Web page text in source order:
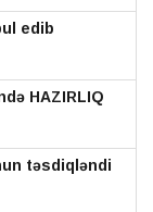
edib
HAZIRLIQ
təsdiqləndi